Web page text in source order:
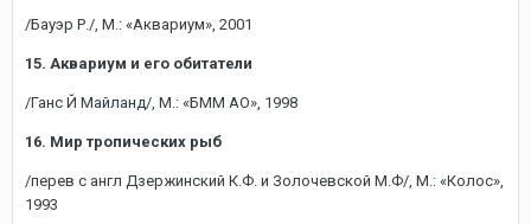
/Бауэр Р./, М.: «Аквариум», 2001
15. Аквариум и его обитатели
/Ганс Й Майланд/, М.: «БММ АО», 1998
16. Мир тропических рыб
/перев с англ Дзержинский К.Ф. и Золочевской М.Ф/, М.: «Колос»,
1993